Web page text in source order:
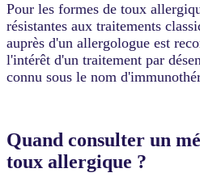
Pour les formes de toux
résistantes aux traitements
auprès d'un allergologue est
l'intérêt d'un traitement par
connu sous le nom
Quand consulter un
toux allergique ?